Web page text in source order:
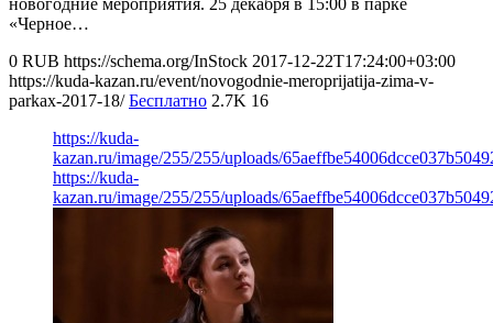
новогодние мероприятия. 25 декабря в 15:00 в парке
«Черное…
0 RUB https://schema.org/InStock 2017-12-22T17:24:00+03:00
https://kuda-kazan.ru/event/novogodnie-meroprijatija-zima-v-
parkax-2017-18/ Бесплатно 2.7K 16
https://kuda-
kazan.ru/image/255/255/uploads/
https://kuda-
kazan.ru/image/255/255/uploads/